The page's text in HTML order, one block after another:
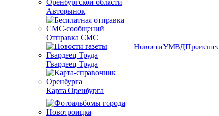
Авторынок
Отправка СМС
Гвардеец Труда
Карта Оренбурга
НовостиУМВД